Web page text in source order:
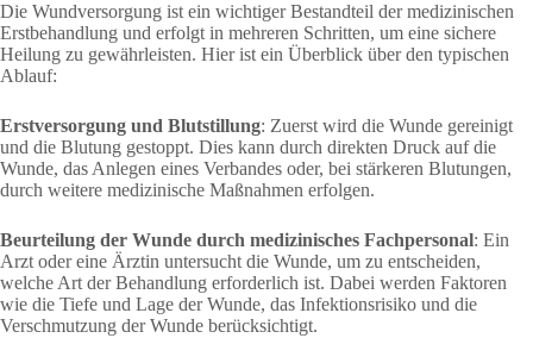
Die Wundversorgung ist ein wichtiger Bestandteil der medizinischen
Erstbehandlung und erfolgt in mehreren Schritten, um eine sichere
Heilung zu gewährleisten. Hier ist ein Überblick über den typischen
Ablauf:
Erstversorgung und Blutstillung: Zuerst wird die Wunde gereinigt
und die Blutung gestoppt. Dies kann durch direkten Druck auf die
Wunde, das Anlegen eines Verbandes oder, bei stärkeren Blutungen,
durch weitere medizinische Maßnahmen erfolgen.
Beurteilung der Wunde durch medizinisches Fachpersonal: Ein
Arzt oder eine Ärztin untersucht die Wunde, um zu entscheiden,
welche Art der Behandlung erforderlich ist. Dabei werden Faktoren
wie die Tiefe und Lage der Wunde, das Infektionsrisiko und die
Verschmutzung der Wunde berücksichtigt.